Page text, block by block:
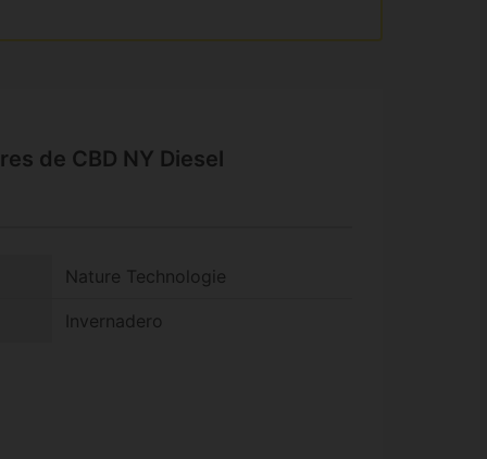
de CBD NY Diesel
Nature Technologie
Invernadero